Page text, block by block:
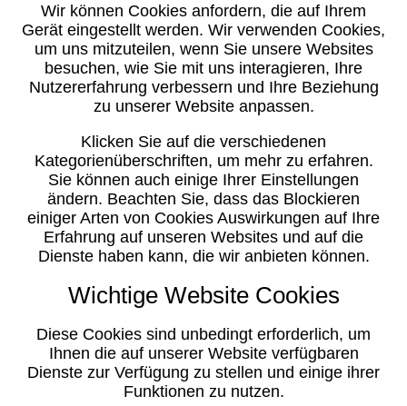
Wir können Cookies anfordern, die auf Ihrem
Gerät eingestellt werden. Wir verwenden Cookies,
um uns mitzuteilen, wenn Sie unsere Websites
besuchen, wie Sie mit uns interagieren, Ihre
Nutzererfahrung verbessern und Ihre Beziehung
zu unserer Website anpassen.
Klicken Sie auf die verschiedenen
Kategorienüberschriften, um mehr zu erfahren.
Sie können auch einige Ihrer Einstellungen
ändern. Beachten Sie, dass das Blockieren
einiger Arten von Cookies Auswirkungen auf Ihre
Erfahrung auf unseren Websites und auf die
Dienste haben kann, die wir anbieten können.
Wichtige Website Cookies
Diese Cookies sind unbedingt erforderlich, um
Ihnen die auf unserer Website verfügbaren
Dienste zur Verfügung zu stellen und einige ihrer
Funktionen zu nutzen.